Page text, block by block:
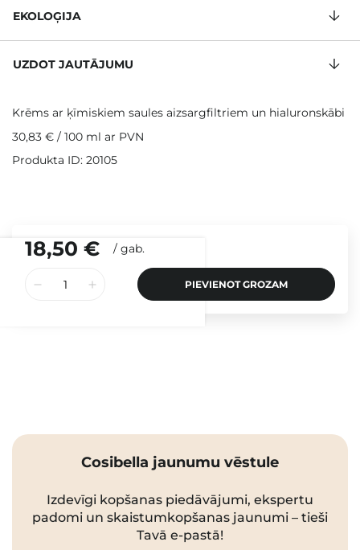
18,50 € / gab.
PIEVIENOT GROZAM
EKOLOĢIJA
UZDOT JAUTĀJUMU
Krēms ar ķīmiskiem saules aizsargfiltriem un hialuronskābi
30,83 € / 100 ml ar PVN
Produkta ID: 20105
Cosibella jaunumu vēstule
Izdevīgi kopšanas piedāvājumi, ekspertu
padomi un skaistumkopšanas jaunumi – tieši
Tavā e-pastā!